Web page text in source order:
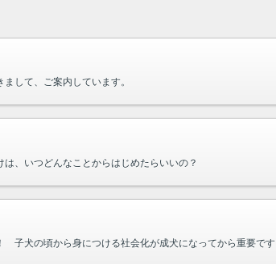
して、ご案内しています。
、いつどんなことからはじめたらいいの？
子犬の頃から身につける社会化が成犬になってから重要です